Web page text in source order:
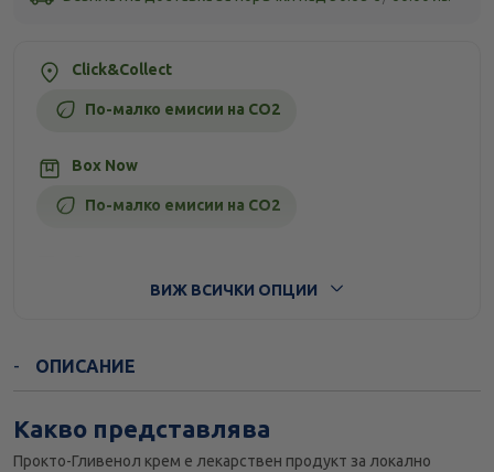
Click&Collect
По-малко емисии на CO2
Box Now
По-малко емисии на CO2
ВИЖ ВСИЧКИ ОПЦИИ
ОПИСАНИЕ
Какво представлява
Прокто-Гливенол крем е лекарствен продукт за локално